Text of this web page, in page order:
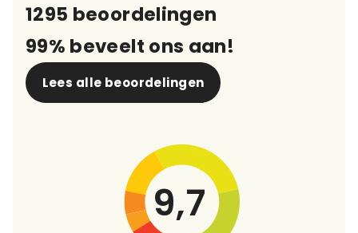
1295 beoordelingen
99% beveelt ons aan!
Lees alle beoordelingen
9,7